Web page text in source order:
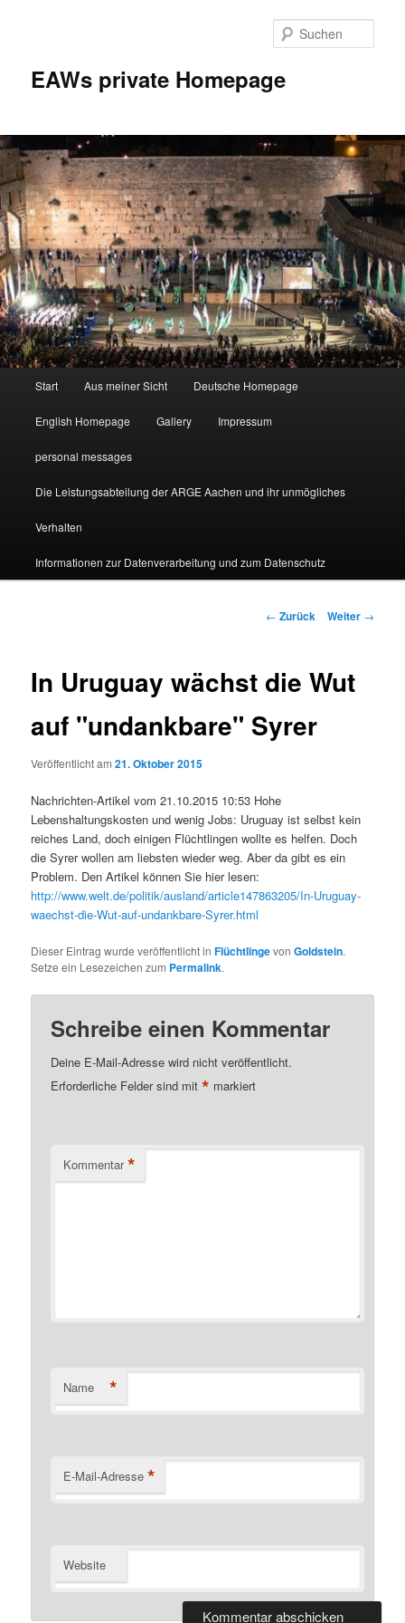
EAWs private Homepage
Start Aus meiner Sicht Deutsche Homepage
English Homepage Gallery Impressum
personal messages
Die Leistungsabteilung der ARGE Aachen und ihr unmögliches
Verhalten
Informationen zur Datenverarbeitung und zum Datenschutz
Beitragsnavigation
← Zurück Weiter →
In Uruguay wächst die Wut
auf "undankbare" Syrer
Veröffentlicht am21. Oktober 2015
Nachrichten-Artikel vom 21.10.2015 10:53 Hohe
Lebenshaltungskosten und wenig Jobs: Uruguay ist selbst kein
reiches Land, doch einigen Flüchtlingen wollte es helfen. Doch
die Syrer wollen am liebsten wieder weg. Aber da gibt es ein
Problem. Den Artikel können Sie hier lesen:
http://www.welt.de/politik/ausland/article147863205/In-Uruguay-
waechst-die-Wut-auf-undankbare-Syrer.html
Dieser Eintrag wurde veröffentlicht inFlüchtlingevonGoldstein.
Setze ein Lesezeichen zum Permalink.
Schreibe einen Kommentar
Deine E-Mail-Adresse wird nicht veröffentlicht.
Erforderliche Felder sind mit* markiert
Kommentar *
Name *
E-Mail-Adresse *
Website